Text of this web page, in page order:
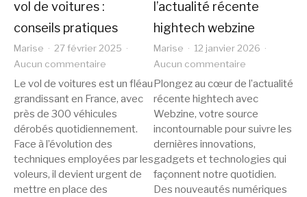
vol de voitures :
conseils pratiques
Marise
27 février 2025
Aucun commentaire
Comment
prévenir
le
vol
de
voitures
:
conseils
Le vol de voitures est un fléau
grandissant en France, avec
près de 300 véhicules
dérobés quotidiennement.
Face à l’évolution des
techniques employées par les
voleurs, il devient urgent de
mettre en place des
l’actualité récente
hightech webzine
Marise
12 janvier 2026
Aucun commentaire
Plongez
au
cœur
de
l’actualité
récente
hightech
webzine
Plongez au cœur de l’actualité
récente hightech avec
Webzine, votre source
incontournable pour suivre les
dernières innovations,
gadgets et technologies qui
façonnent notre quotidien.
Des nouveautés numériques